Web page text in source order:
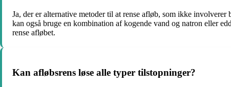
Ja, der er alternative metoder til at rense afløb, som ikke
kan også bruge en kombination af kogende vand og natron eller
rense afløbet.
Kan afløbsrens løse alle typer tilstopninger?